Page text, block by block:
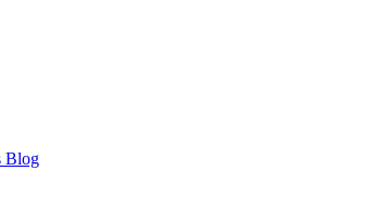
Blog